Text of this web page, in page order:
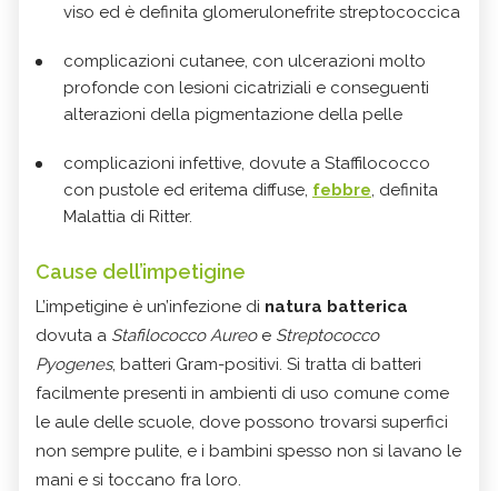
viso ed è definita glomerulonefrite streptococcica
complicazioni cutanee, con ulcerazioni molto
profonde con lesioni cicatriziali e conseguenti
alterazioni della pigmentazione della pelle
complicazioni infettive, dovute a Staffilococco
con pustole ed eritema diffuse, febbre, definita
Malattia di Ritter.
Cause dell’impetigine
L’impetigine è un’infezione di natura batterica
dovuta a Stafilococco Aureoe Streptococco
Pyogenes, batteri Gram-positivi. Si tratta di batteri
facilmente presenti in ambienti di uso comune come
le aule delle scuole, dove possono trovarsi superfici
non sempre pulite, e i bambini spesso non si lavano le
mani e si toccano fra loro.